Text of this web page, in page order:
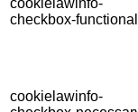
cookielawinfo-
checkbox-functional
cookielawinfo-